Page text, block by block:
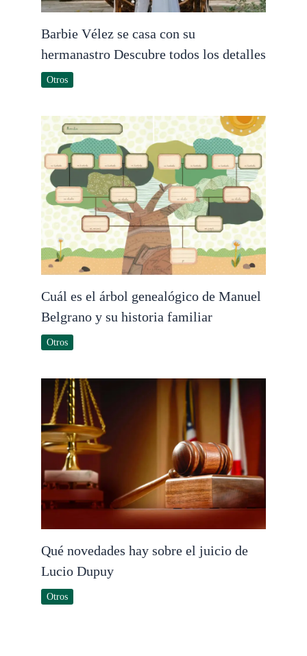
Barbie Vélez se casa con su
hermanastro Descubre todos los detalles
Otros
Cuál es el árbol genealógico de Manuel
Belgrano y su historia familiar
Otros
Qué novedades hay sobre el juicio de
Lucio Dupuy
Otros